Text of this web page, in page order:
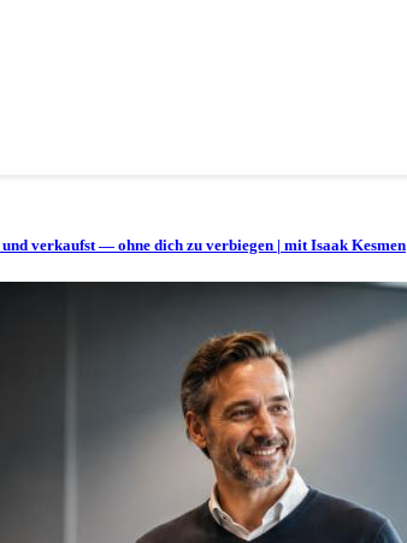
verkaufst — ohne dich zu verbiegen | mit Isaak Kesmen